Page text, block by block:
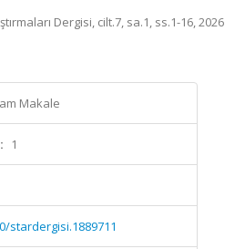
Dergisi, cilt.7, sa.1, ss.1-16, 2026
Makale
1
stardergisi.1889711